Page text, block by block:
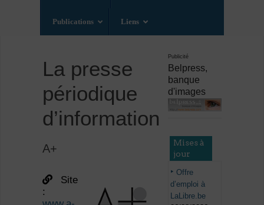
Publications Liens
La presse
périodique
d’information
A+
Site
:
Publicité
Belpress,
banque
d'images
Mises à
jour
Offre
d’emploi à
LaLibre.be